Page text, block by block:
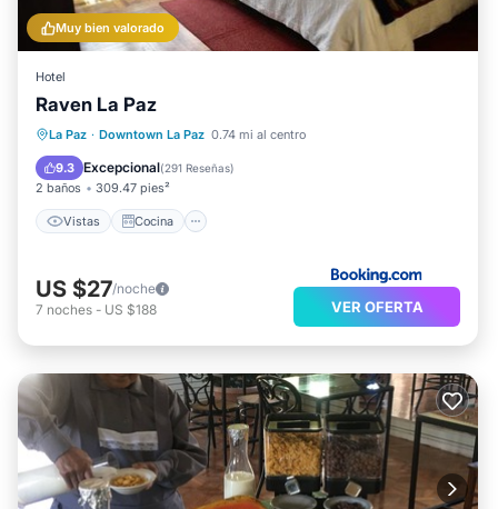
Muy bien valorado
Hotel
Raven La Paz
La Paz · Downtown La Paz 0.74 mi al centro
9.3 Excepcional(291 Reseñas)
2 baños 309.47 pies²
Vistas Cocina
Vistas Cocina
Internet
Apto para niños
US $27/noche
7 noches - US $188 VER OFERTA